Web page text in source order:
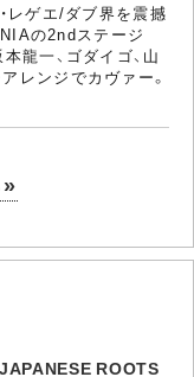
レゲエ/ダブ界を震撼
の2ndステージ
龍一、ゴダイゴ、山
レンジでカヴァー。
ROOTS